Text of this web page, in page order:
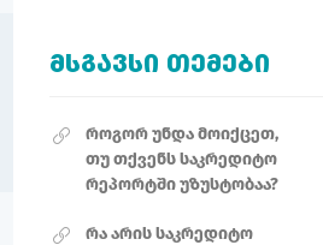
ᲛᲡᲒᲐᲕᲡᲘ ᲗᲔᲛᲔᲑᲘ
როგორ უნდა მოიქცეთ,
თუ თქვენს საკრედიტო
რეპორტში უზუსტობაა?
რა არის საკრედიტო